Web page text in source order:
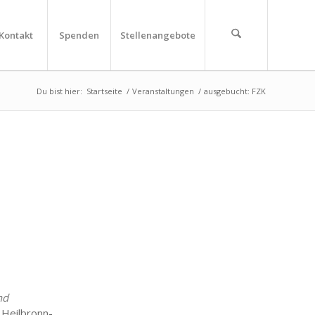
Kontakt Spenden Stellenangebote
Du bist hier: Startseite / Veranstaltungen / ausgebucht: FZK